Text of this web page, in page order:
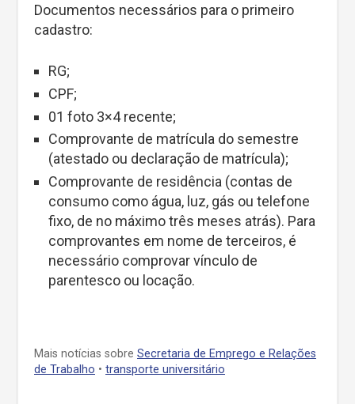
Documentos necessários para o primeiro
cadastro:
RG;
CPF;
01 foto 3×4 recente;
Comprovante de matrícula do semestre
(atestado ou declaração de matrícula);
Comprovante de residência (contas de
consumo como água, luz, gás ou telefone
fixo, de no máximo três meses atrás). Para
comprovantes em nome de terceiros, é
necessário comprovar vínculo de
parentesco ou locação.
Mais notícias sobre Secretaria de Emprego e Relações
de Trabalho • transporte universitário